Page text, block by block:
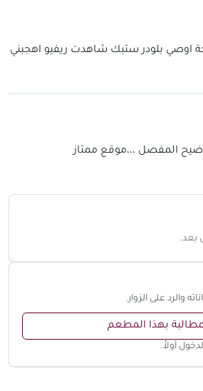
اوصي بلودر ستبك شاهدت ريفيو اهجبني
المفصل ،،،موقع ممتاز
بعد.
والرد على الزوار.
بهذا المطعم
أولاً.